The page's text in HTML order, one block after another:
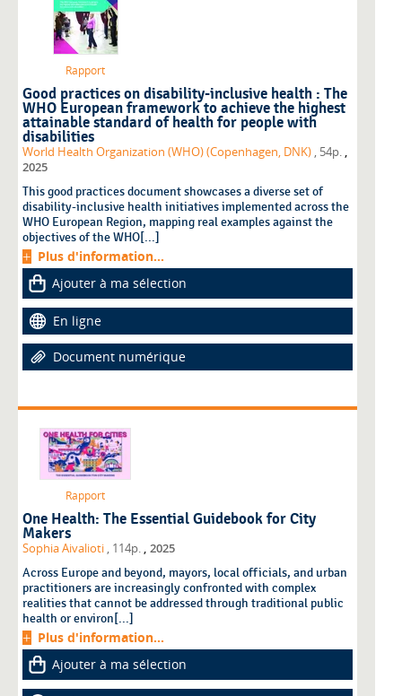
Rapport
Good practices on disability-inclusive health : The
WHO European framework to achieve the highest
attainable standard of health for people with
disabilities
World Health Organization (WHO) (Copenhagen, DNK) , 54p.
2025
This good practices document showcases a diverse set of
disability-inclusive health initiatives implemented across the
WHO European Region, mapping real examples against the
objectives of the WHO[...]
Plus d'information...
Ajouter à ma sélection
En ligne
Document numérique
Rapport
One Health: The Essential Guidebook for City
Makers
Sophia Aivalioti , 114p. , 2025
Across Europe and beyond, mayors, local officials, and urban
practitioners are increasingly confronted with complex
realities that cannot be addressed through traditional public
health or environ[...]
Plus d'information...
Ajouter à ma sélection